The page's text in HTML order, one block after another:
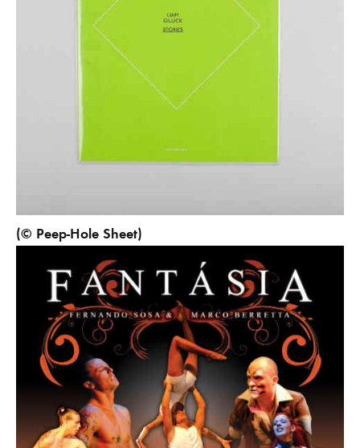
(© Peep-Hole Sheet)